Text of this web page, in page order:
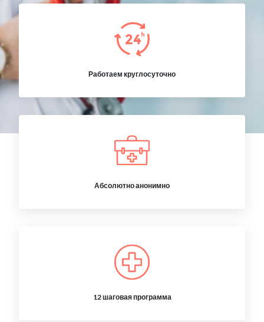
Работаем круглосуточно
Абсолютно анонимно
12 шаговая программа